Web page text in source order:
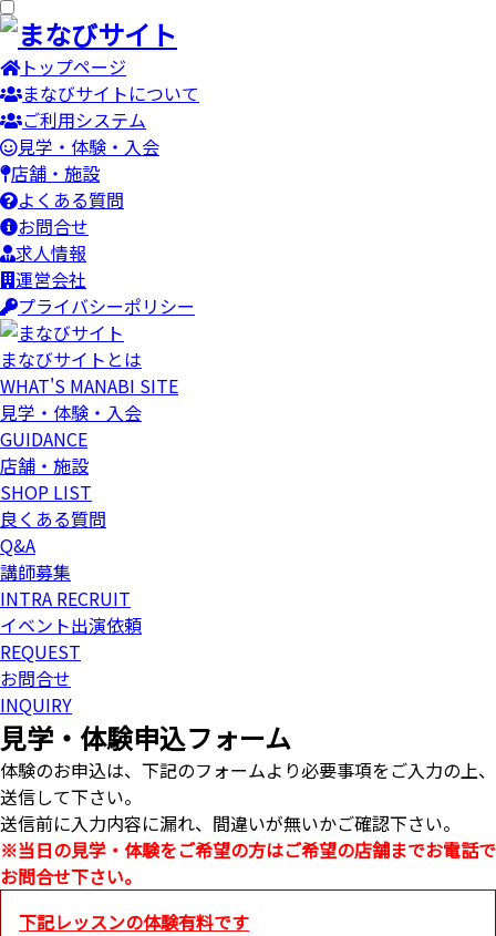
トップページ
まなびサイトについて
ご利用システム
見学・体験・入会
店舗・施設
よくある質問
お問合せ
求人情報
運営会社
プライバシーポリシー
まなびサイトとは
WHAT'S MANABI SITE
見学・体験・入会
GUIDANCE
店舗・施設
SHOP LIST
良くある質問
Q&A
講師募集
INTRA RECRUIT
イベント出演依頼
REQUEST
お問合せ
INQUIRY
見学・体験申込フォーム
体験のお申込は、下記のフォームより必要事項をご入力の上、
送信して下さい。
送信前に入力内容に漏れ、間違いが無いかご確認下さい。
※当日の見学・体験をご希望の方はご希望の店舗までお電話で
お問合せ下さい。
下記レッスンの体験有料です